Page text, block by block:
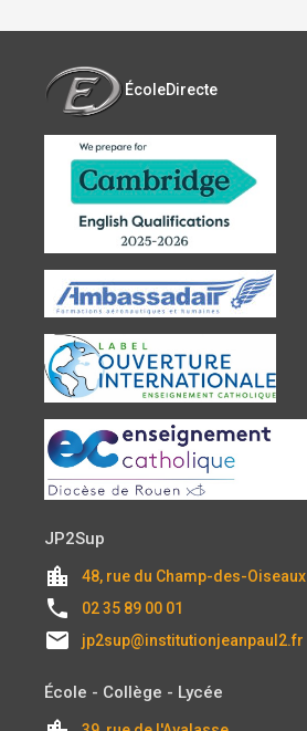
ÉcoleDirecte
JP2Sup
location_city 48, rue du Champ-des-Oiseaux
local_phone 02 35 89 00 01
email jp2sup@institutionjeanpaul2.fr
École - Collège - Lycée